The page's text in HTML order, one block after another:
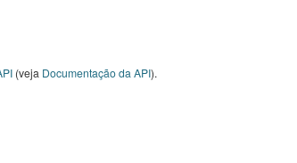
(veja Documentação da API).